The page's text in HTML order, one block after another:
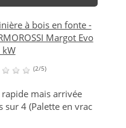
à bois en fonte -
Margot Evo
kW
(2/5)
mais arrivée
sur 4 (Palette en vrac